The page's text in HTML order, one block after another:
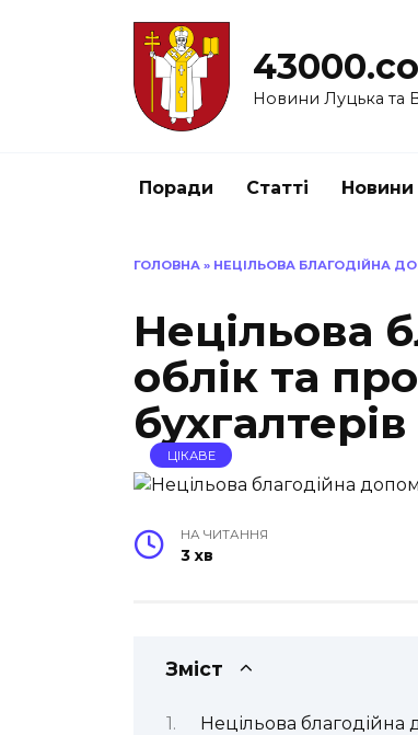
Новини Луцька та
Поради Статті Новини
ГОЛОВНА » НЕЦІЛЬОВА БЛАГОДІЙНА
Нецільова
облік та
бухгалтерів
ЦІКАВЕ
НА ЧИТАННЯ
3 хв
Зміст
Нецільова благодійна